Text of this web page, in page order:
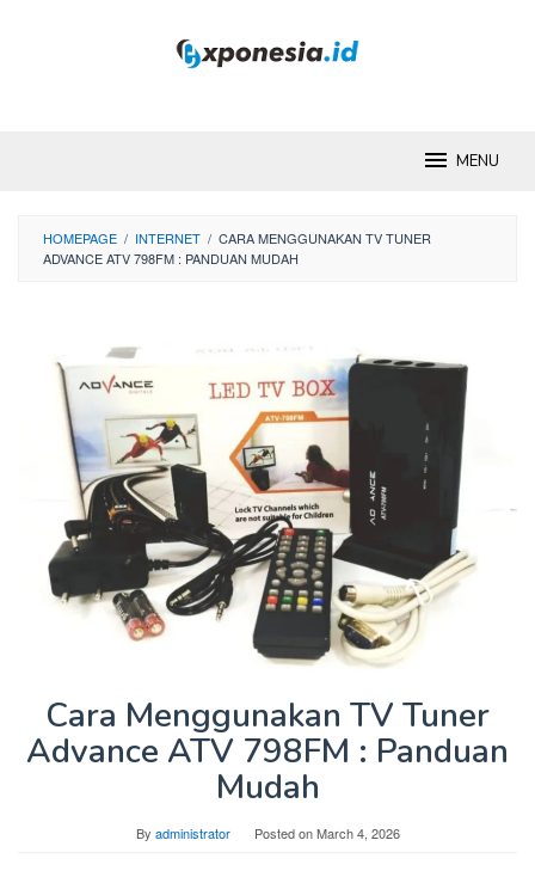
MENU
HOMEPAGE / INTERNET / CARA MENGGUNAKAN TV TUNER
ADVANCE ATV 798FM : PANDUAN MUDAH
Cara Menggunakan TV Tuner
Advance ATV 798FM : Panduan
Mudah
By administrator Posted onMarch 4, 2026